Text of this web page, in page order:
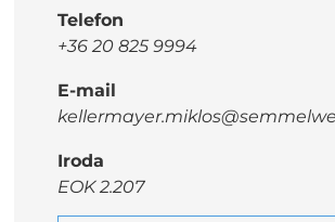
Telefon
+36 20 825 9994
E-mail
Iroda
EOK 2.207